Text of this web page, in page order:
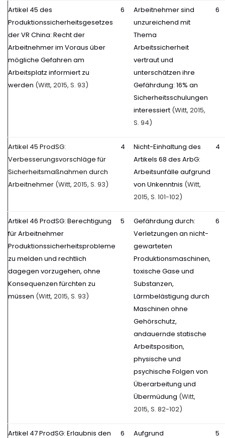
Artikel 45 des
Produktionssicherheitsgesetzes
der VR China: Recht der
Arbeitnehmer im Voraus über
mögliche Gefahren am
Arbeitsplatz informiert zu
werden (Witt, 2015, S. 93)
6
Arbeitnehmer sind
unzureichend mit
Thema
Arbeitssicherheit
vertraut und
unterschätzen ihre
Gefährdung: 16% an
Sicherheitsschulungen
interessiert (Witt, 2015,
S. 94)
6
Artikel 45 ProdSG:
Verbesserungsvorschläge für
Sicherheitsmaßnahmen durch
Arbeitnehmer (Witt, 2015, S. 93)
4
Nicht-Einhaltung des
Artikels 68 des ArbG:
Arbeitsunfälle aufgrund
von Unkenntnis (Witt,
2015, S. 101-102)
4
Artikel 46 ProdSG: Berechtigung
für Arbeitnehmer
Produktionssicherheitsprobleme
zu melden und rechtlich
dagegen vorzugehen, ohne
Konsequenzen fürchten zu
müssen (Witt, 2015, S. 93)
5
Gefährdung durch:
Verletzungen an nicht-
gewarteten
Produktionsmaschinen,
toxische Gase und
Substanzen,
Lärmbelästigung durch
Maschinen ohne
Gehörschutz,
andauernde statische
Arbeitsposition,
physische und
psychische Folgen von
Überarbeitung und
Übermüdung (Witt,
2015, S. 82-102)
6
Artikel 47 ProdSG: Erlaubnis den 6 Aufgrund 5